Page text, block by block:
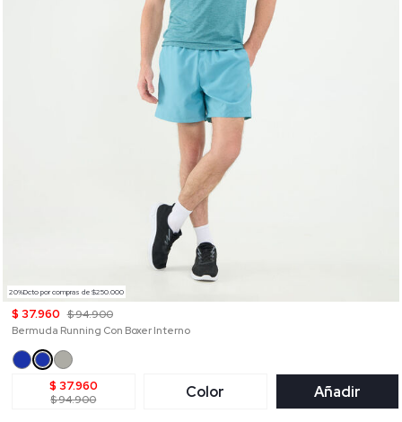
20%Dcto por compras de $250.000
$ 37.960 $ 94.900
Bermuda Running Con Boxer Interno
$ 37.960
$ 94.900 Color Añadir